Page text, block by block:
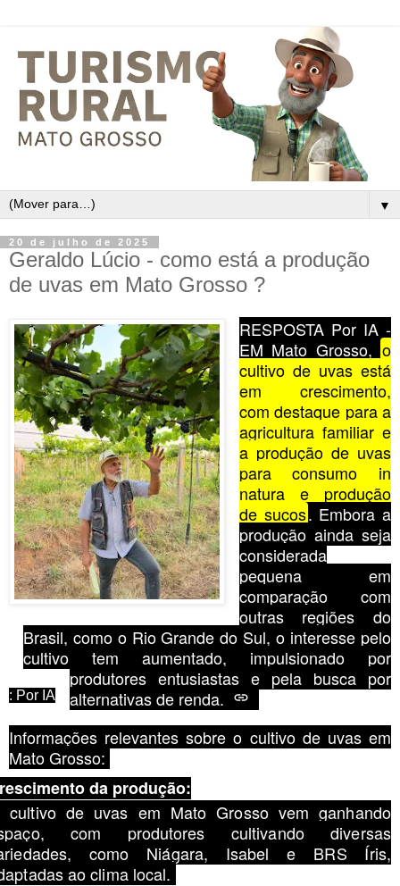
▼
20 de julho de 2025
Geraldo Lúcio - como está a produção
de uvas em Mato Grosso ?
: Por IA
RESPOSTA Por IA -
EM Mato Grosso, o
cultivo de uvas está
em crescimento,
com destaque para a
agricultura familiar e
a produção de uvas
para consumo in
natura e produção
de sucos. Embora a
produção ainda seja
considerada
pequena em
comparação com
outras regiões do
Brasil, como o Rio Grande do Sul, o interesse pelo
cultivo tem aumentado, impulsionado por
produtores entusiastas e pela busca por
alternativas de renda.
Informações relevantes sobre o cultivo de uvas em
Mato Grosso:
da produção:
cultivo de uvas em Mato Grosso vem ganhando
com produtores cultivando diversas
como Niágara, Isabel e BRS Íris,
ao clima local.